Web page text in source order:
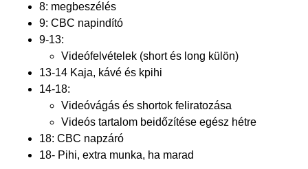
8: megbeszélés
9: CBC napindító
9-13:
Videófelvételek (short és long külön)
13-14 Kaja, kávé és kpihi
14-18:
Videóvágás és shortok feliratozása
Videós tartalom beidőzítése egész hétre
18: CBC napzáró
18- Pihi, extra munka, ha marad